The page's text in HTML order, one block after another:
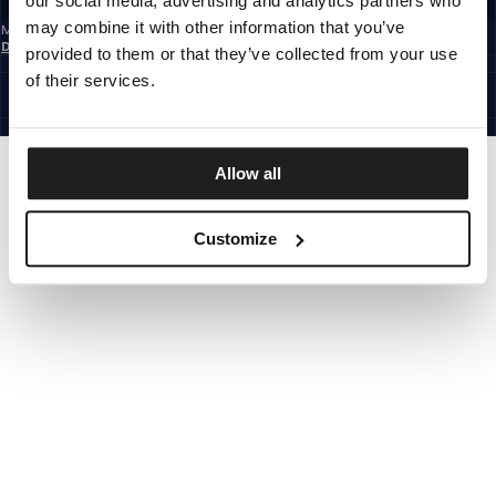
may combine it with other information that you’ve
provided to them or that they’ve collected from your use
of their services.
Allow all
Customize
Mit der Anmeldung zum Newsletter bestätigst du, dass du die
Datenschutzerklärung
gelesen hast.
GERMANY
©1997 - 2026 PITBULL ALLE RECHTE VORBEHALTEN.
GEHE NACH OBEN